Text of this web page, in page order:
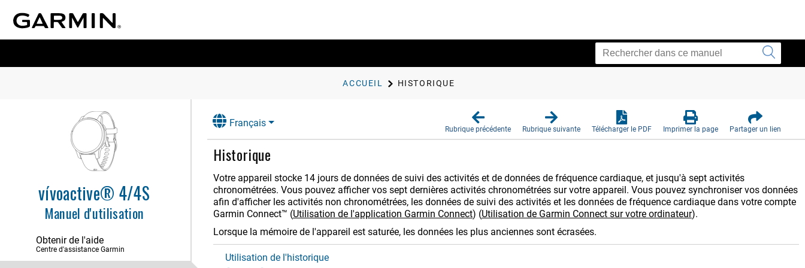
ACCUEIL HISTORIQUE
vívoactive® 4/4S
Manuel d'utilisation
Obtenir de l'aide
Centre d'assistance Garmin
Français
Rubrique précédente Rubrique suivante Télécharger le PDF Imprimer la page Partager un lien
Historique
Votre appareil stocke 14 jours de données de suivi des activités et de données de fréquence cardiaque, et jusqu'à sept activités
chronométrées. Vous pouvez afficher vos sept dernières activités chronométrées sur votre appareil. Vous pouvez synchroniser vos données
afin d'afficher les activités non chronométrées, les données de suivi des activités et les données de fréquence cardiaque dans votre compte
Garmin Connect™ (Utilisation de l'application Garmin Connect) (Utilisation de Garmin Connect sur votre ordinateur).
Lorsque la mémoire de l'appareil est saturée, les données les plus anciennes sont écrasées.
Utilisation de l'historique